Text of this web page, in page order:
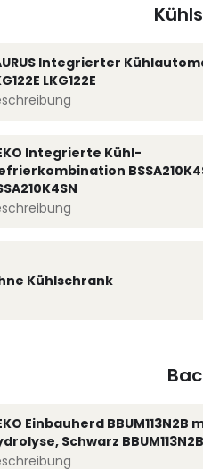
Integrierter
LKG122E
Integrierte Kühl-
Kühlschrank
Einbauherd BBUM113N2B
Schwarz BBUM113N2B